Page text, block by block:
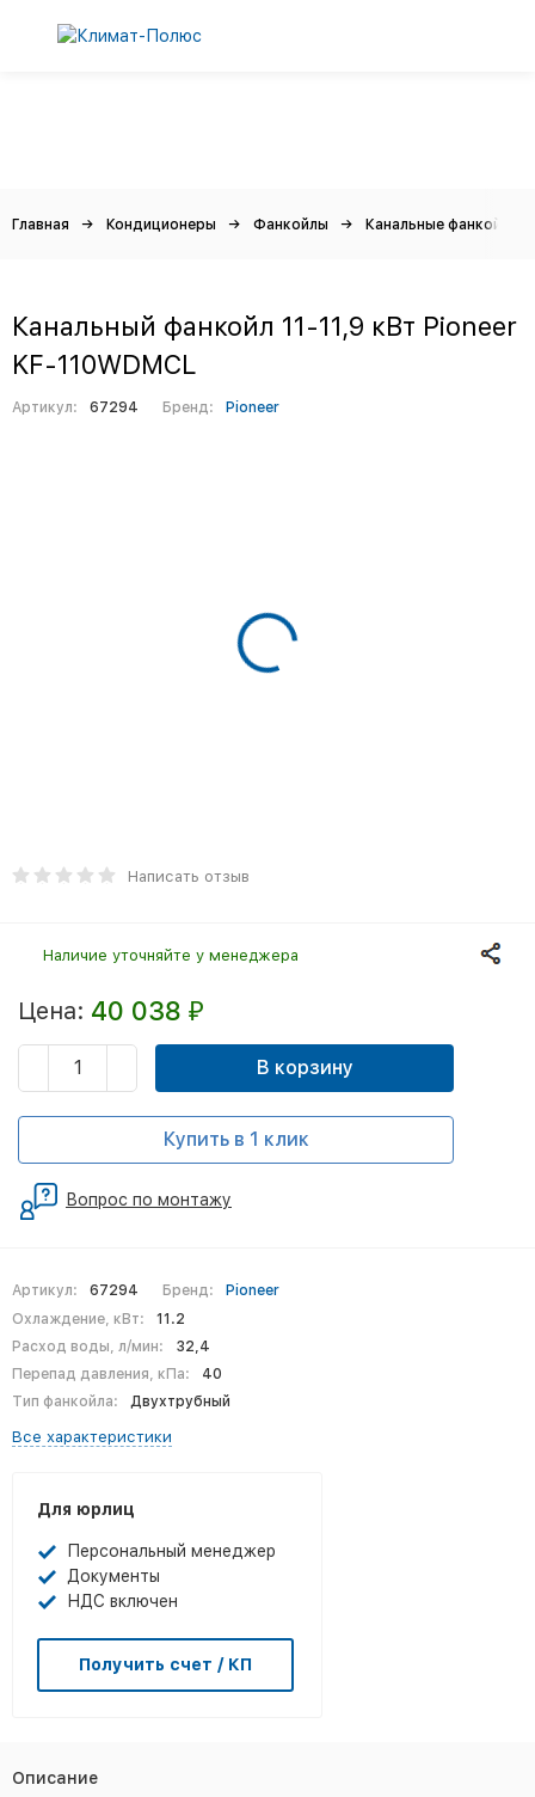
Главная Кондиционеры Фанкойлы Канальные фанкойлы
Канальный фанкойл 11-11,9 кВт Pioneer
KF-110WDMCL
Артикул: 67294 Бренд: Pioneer
Написать отзыв
Артикул: 67294 Бренд:
Pioneer
Охлаждение, кВт:
11.2
Расход воды, л/мин:
32,4
Перепад давления, кПа:
40
Тип фанкойла:
Двухтрубный
Все характеристики
Для юрлиц
Персональный менеджер
Документы
НДС включен
Получить счет / КП
Наличие уточняйте у менеджера
Цена: 40 038 ₽
В корзину
Купить в 1 клик
Вопрос по монтажу
Описание